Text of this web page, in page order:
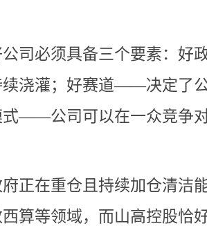
公司必须具备三个要素：
续浇灌；好赛道——决定了
式——公司可以在一众竞争
正在重仓且持续加仓清洁
算等领域，而山高控股恰